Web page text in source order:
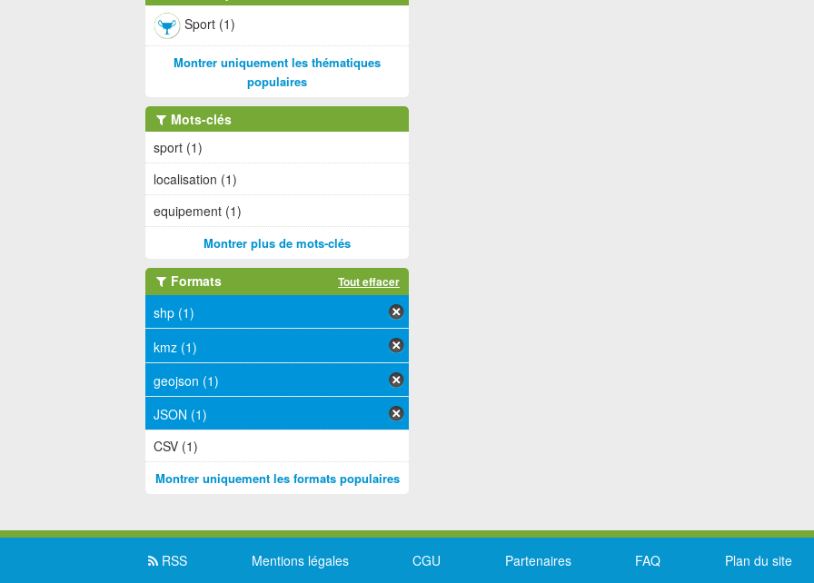
Sport (1)
Montrer uniquement les thématiques
populaires
Mots-clés
sport (1)
localisation (1)
equipement (1)
Montrer plus de mots-clés
Formats Tout effacer
shp (1)
kmz (1)
geojson (1)
JSON (1)
CSV (1)
Montrer uniquement les formats populaires
RSS Mentions légales CGU Partenaires FAQ Plan du site